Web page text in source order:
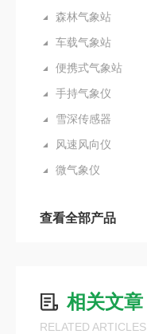
森林气象站
车载气象站
便携式气象站
手持气象仪
雪深传感器
风速风向仪
微气象仪
查看全部产品
相关文章
RELATED ARTICLES